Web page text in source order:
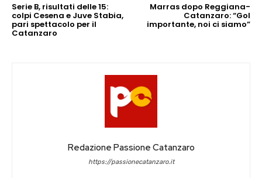
Serie B, risultati delle 15:
colpi Cesena e Juve Stabia,
pari spettacolo per il
Catanzaro
Marras dopo Reggiana-
Catanzaro: “Gol
importante, noi ci siamo”
Redazione Passione Catanzaro
https://passionecatanzaro.it